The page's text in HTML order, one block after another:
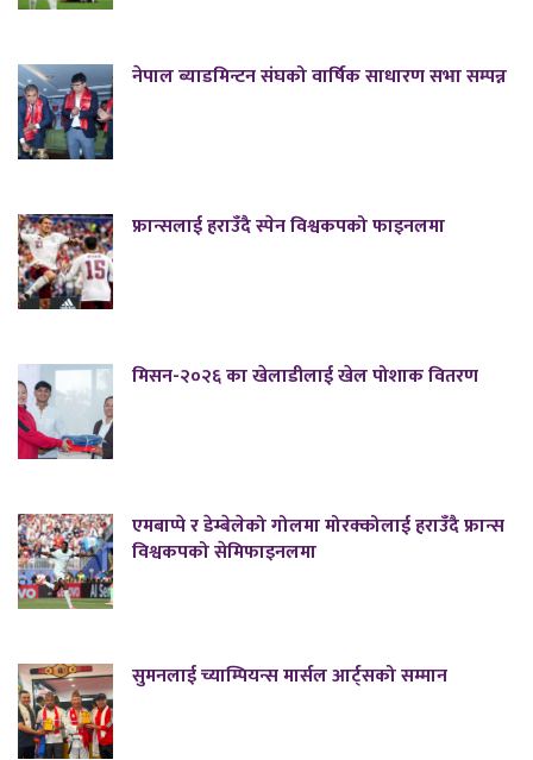
नेपाल ब्याडमिन्टन संघको वार्षिक साधारण सभा सम्पन्न
फ्रान्सलाई हराउँदै स्पेन विश्वकपको फाइनलमा
मिसन-२०२६ का खेलाडीलाई खेल पोशाक वितरण
एमबाप्पे र डेम्बेलेको गोलमा मोरक्कोलाई हराउँदै फ्रान्स
विश्वकपको सेमिफाइनलमा
सुमनलाई च्याम्पियन्स मार्सल आर्ट्सको सम्मान